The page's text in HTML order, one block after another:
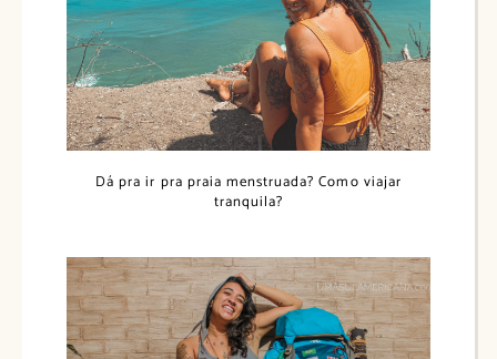
Dá pra ir pra praia menstruada? Como viajar
tranquila?